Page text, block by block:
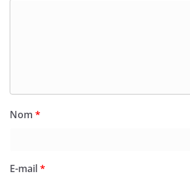
Nom *
E-mail*